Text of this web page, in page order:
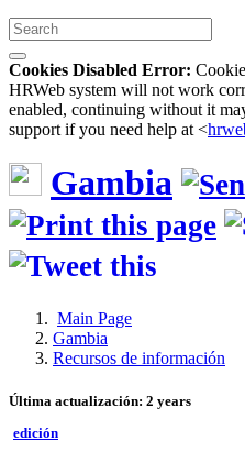
Cookies Disabled Error:
HRWeb system will not work
enabled, continuing without it
support if you need help at <
Gambia
Main Page
Gambia
Recursos de información
Última actualización: 2 years
edición